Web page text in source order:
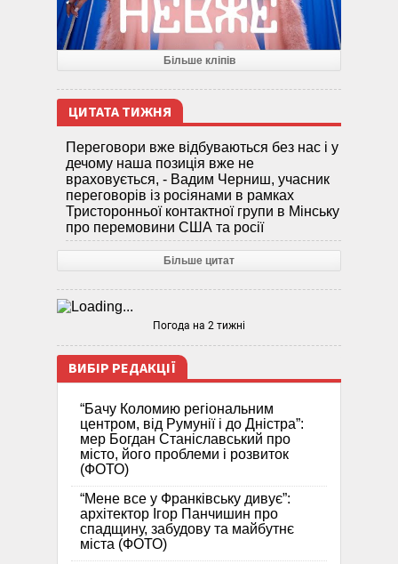
Більше кліпів
ЦИТАТА ТИЖНЯ
Переговори вже відбуваються без нас і у
дечому наша позиція вже не
враховується, - Вадим Черниш, учасник
переговорів із росіянами в рамках
Тристоронньої контактної групи в Мінську
про перемовини США та росії
Більше цитат
Погода на 2 тижні
ВИБІР РЕДАКЦІЇ
“Бачу Коломию регіональним
центром, від Румунії і до Дністра”:
мер Богдан Станіславський про
місто, його проблеми і розвиток
(ФОТО)
“Мене все у Франківську дивує”:
архітектор Ігор Панчишин про
спадщину, забудову та майбутнє
міста (ФОТО)